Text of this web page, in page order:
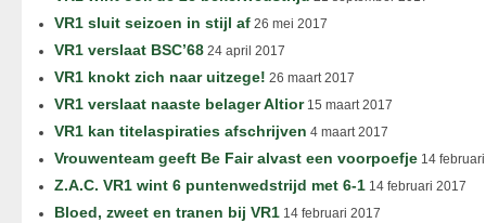
VR1 sluit seizoen in stijl af 26 mei 2017
VR1 verslaat BSC’68 24 april 2017
VR1 knokt zich naar uitzege! 26 maart 2017
VR1 verslaat naaste belager Altior15 maart 2017
VR1 kan titelaspiraties afschrijven 4 maart 2017
Vrouwenteam geeft Be Fair alvast een voorpoefje 14
Z.A.C. VR1 wint 6 puntenwedstrijd met 6-1 14 februari 2017
Bloed, zweet en tranen bij VR1 14 februari 2017